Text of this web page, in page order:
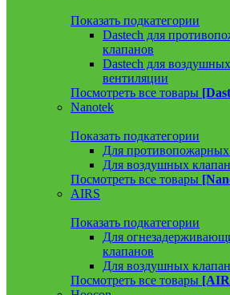
Показать подкатегории
Dastech для
клапанов
Dastech для
вентиляции
Посмотреть все товары
Nanotek
Показать подкатегории
Для
Для воздушных
Посмотреть все товары
AIRS
Показать подкатегории
Для
клапанов
Для воздушных
Посмотреть все товары